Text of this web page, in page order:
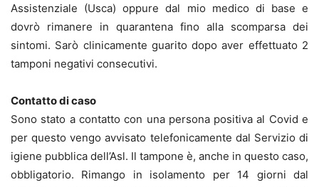
Assistenziale (Usca) oppure dal mio medico di base e
dovrò rimanere in quarantena fino alla scomparsa dei
sintomi. Sarò clinicamente guarito dopo aver effettuato 2
tamponi negativi consecutivi.
Contatto di caso
Sono stato a contatto con una persona positiva al Covid e
per questo vengo avvisato telefonicamente dal Servizio di
igiene pubblica dell’Asl. Il tampone è, anche in questo caso,
obbligatorio. Rimango in isolamento per 14 giorni dal